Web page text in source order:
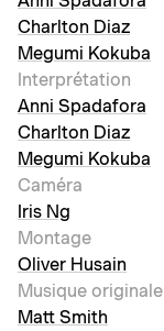
Charlton Diaz
Megumi Kokuba
Interprétation
Anni Spadafora
Charlton Diaz
Megumi Kokuba
Caméra
Iris Ng
Montage
Oliver Husain
Musique originale
Matt Smith